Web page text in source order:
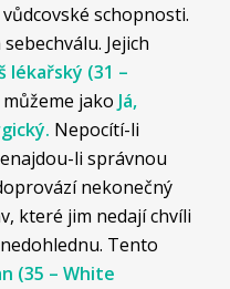
schopnosti.
Jejich
lékařský (31 –
jako Já,
Nepocítí-li
li správnou
nekonečný
které jim nedají chvíli
Tento
(35 – White